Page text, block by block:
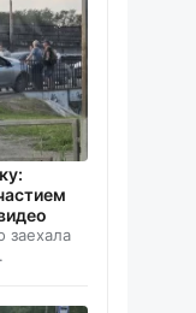
заехала